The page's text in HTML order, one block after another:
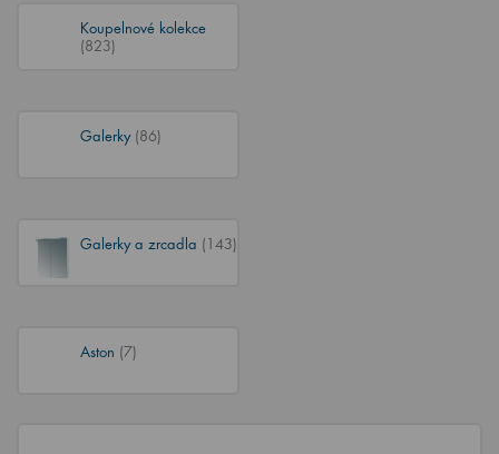
Koupelnové kolekce
(823)
Galerky (86)
Galerky a zrcadla (143)
Aston (7)